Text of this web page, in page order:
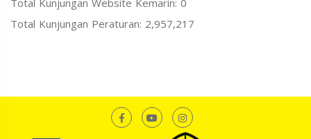
Total Kunjungan Peraturan: 2,957,217